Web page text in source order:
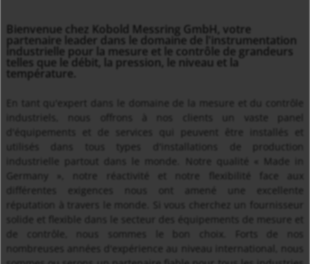
Bienvenue chez Kobold Messring GmbH, votre
partenaire leader dans le domaine de l'instrumentation
industrielle pour la mesure et le contrôle de grandeurs
telles que le débit, la pression, le niveau et la
température.
En tant qu'expert dans le domaine de la mesure et du contrôle
industriels, nous offrons à nos clients un vaste panel
d'équipements et de services qui peuvent être installés et
utilisés dans tous types d'installations de production
industrielle partout dans le monde. Notre qualité « Made in
Germany », notre réactivité et notre flexibilité face aux
différentes exigences nous ont amené une excellente
réputation à travers le monde. Si vous cherchez un fournisseur
solide et flexible dans le secteur des équipements de mesure et
de contrôle, nous sommes le bon choix. Forts de nos
nombreuses années d'expérience au niveau international, nous